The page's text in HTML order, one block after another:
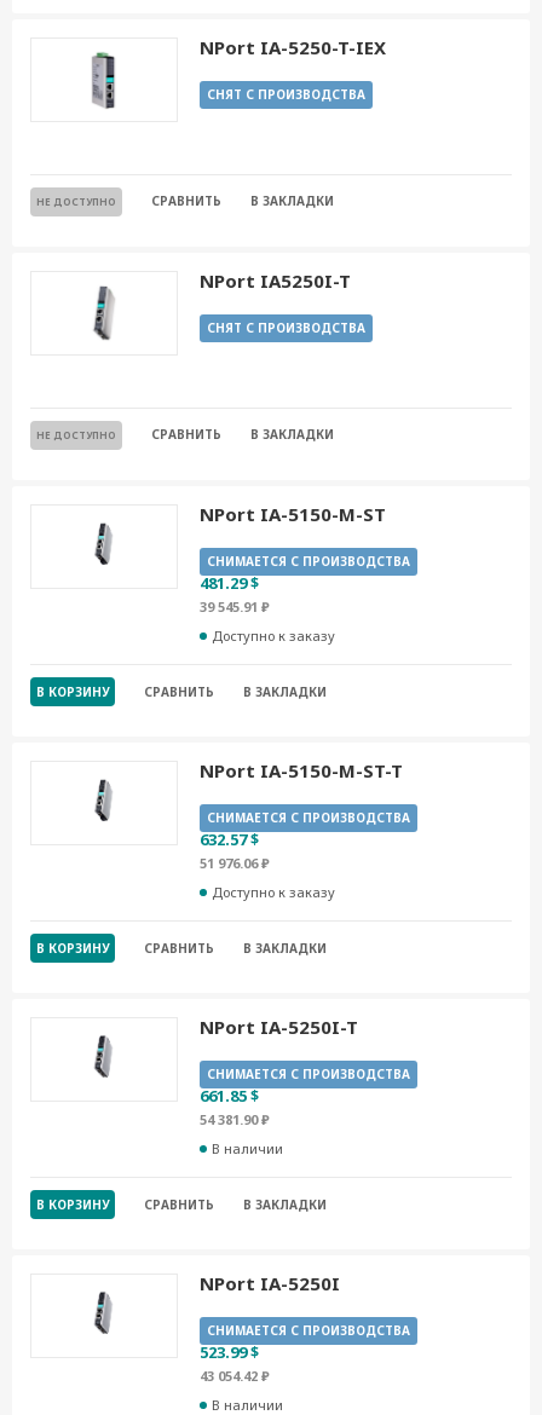
NPort IA-5250-T-IEX
СНЯТ С ПРОИЗВОДСТВА
НЕ ДОСТУПНО СРАВНИТЬ В ЗАКЛАДКИ
NPort IA5250I-T
СНЯТ С ПРОИЗВОДСТВА
НЕ ДОСТУПНО СРАВНИТЬ В ЗАКЛАДКИ
NPort IA-5150-M-ST
СНИМАЕТСЯ С ПРОИЗВОДСТВА
481.29 $
39 545.91 ₽
Доступно к заказу
В КОРЗИНУ СРАВНИТЬ В ЗАКЛАДКИ
NPort IA-5150-M-ST-T
СНИМАЕТСЯ С ПРОИЗВОДСТВА
632.57 $
51 976.06 ₽
Доступно к заказу
В КОРЗИНУ СРАВНИТЬ В ЗАКЛАДКИ
NPort IA-5250I-T
СНИМАЕТСЯ С ПРОИЗВОДСТВА
661.85 $
54 381.90 ₽
В наличии
В КОРЗИНУ СРАВНИТЬ В ЗАКЛАДКИ
NPort IA-5250I
СНИМАЕТСЯ С ПРОИЗВОДСТВА
523.99 $
43 054.42 ₽
В наличии